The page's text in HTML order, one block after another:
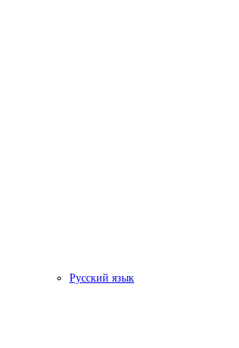
Русский язык